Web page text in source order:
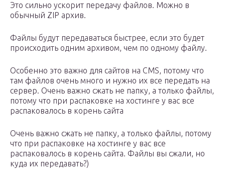
Это сильно ускорит передачу файлов. Можно в
обычный ZIP архив.
Файлы будут передаваться быстрее, если это будет
происходить одним архивом, чем по одному файлу.
Особенно это важно для сайтов на CMS, потому что
там файлов очень много и нужно их все передать на
сервер. Очень важно сжать не папку, а только файлы,
потому что при распаковке на хостинге у вас все
распаковалось в корень сайта
Очень важно сжать не папку, а только файлы, потому
что при распаковке на хостинге у вас все
распаковалось в корень сайта. Файлы вы сжали, но
куда их передавать?)